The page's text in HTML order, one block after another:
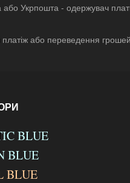
Укрпошта - одержувач
або переведення
BLUE
BLUE
BLUE